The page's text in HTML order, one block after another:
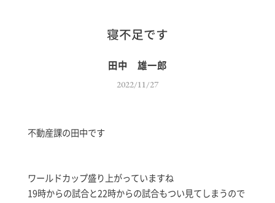
寝不足です
田中 雄一郎
2022/11/27
不動産課の田中です
ワールドカップ盛り上がっていますね
19時からの試合と22時からの試合もつい見てしまうので